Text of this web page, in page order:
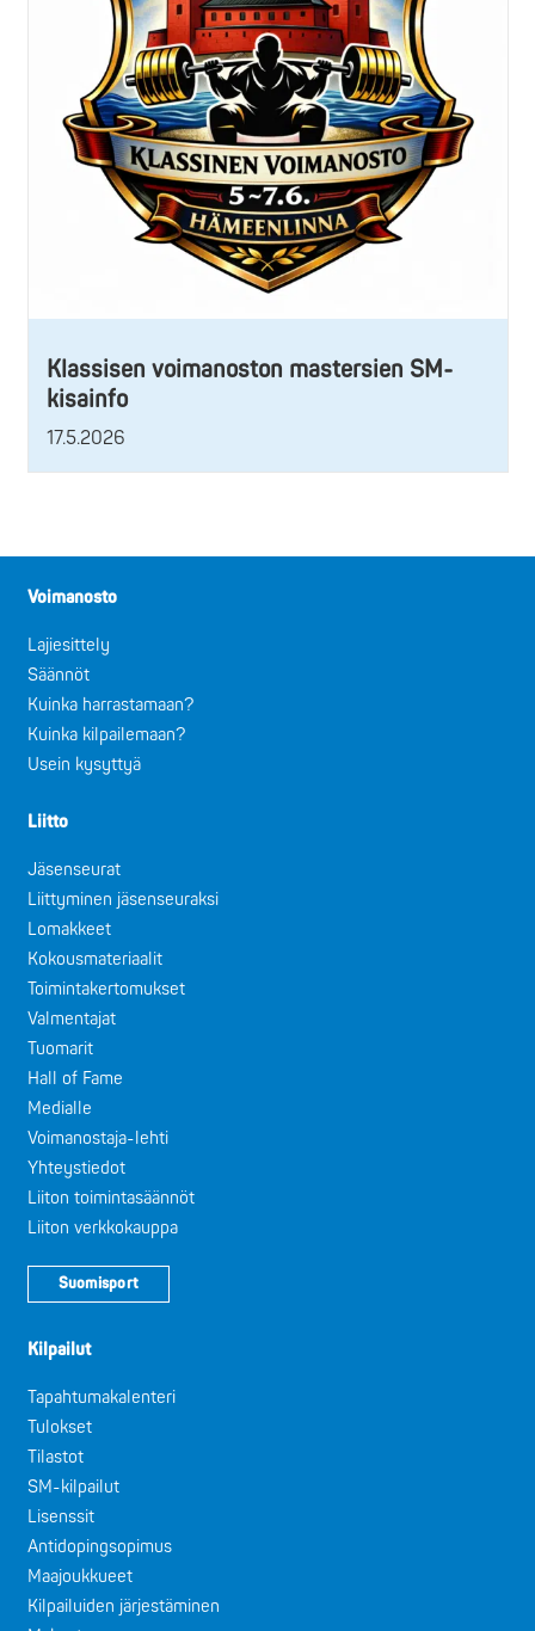
Klassisen voimanoston mastersien SM-
kisainfo
17.5.2026
Voimanosto
Lajiesittely
Säännöt
Kuinka harrastamaan?
Kuinka kilpailemaan?
Usein kysyttyä
Liitto
Jäsenseurat
Liittyminen jäsenseuraksi
Lomakkeet
Kokousmateriaalit
Toimintakertomukset
Valmentajat
Tuomarit
Hall of Fame
Medialle
Voimanostaja-lehti
Yhteystiedot
Liiton toimintasäännöt
Liiton verkkokauppa
Suomisport
Kilpailut
Tapahtumakalenteri
Tulokset
Tilastot
SM-kilpailut
Lisenssit
Antidopingsopimus
Maajoukkueet
Kilpailuiden järjestäminen